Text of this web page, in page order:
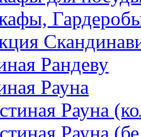
Рандеву
Рауна
Рауна